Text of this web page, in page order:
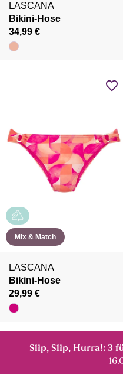
LASCANA
Bikini-Hose
34,99 €
Mix & Match
LASCANA
Bikini-Hose
29,99 €
Slip, Slip, Hurra!: 3